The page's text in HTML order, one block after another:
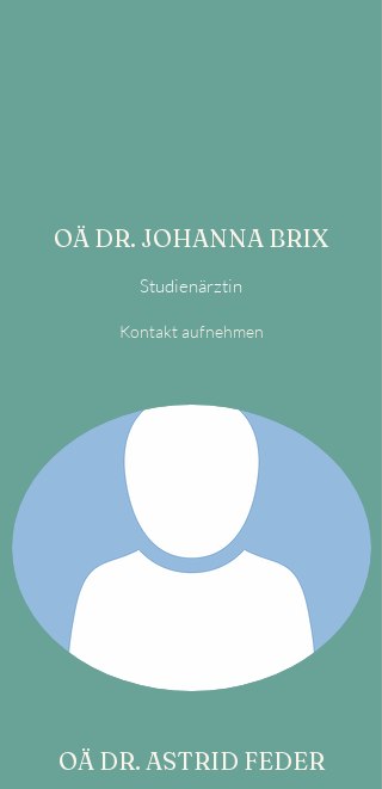
OÄ DR. JOHANNA BRIX
Studienärztin
Kontakt aufnehmen
OÄ DR. ASTRID FEDER